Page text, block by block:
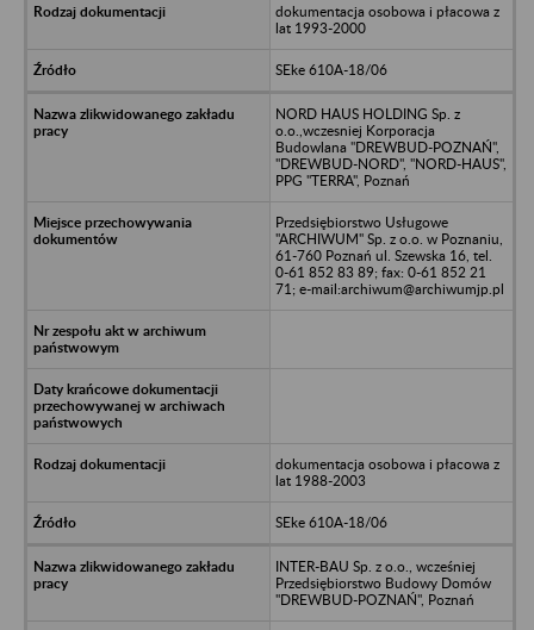
dokumentacja osobowa i płacowa z
lat 1993-2000
SEke 610A-18/06
NORD HAUS HOLDING Sp. z
o.o.,wczesniej Korporacja
Budowlana "DREWBUD-POZNAŃ",
"DREWBUD-NORD", "NORD-HAUS",
PPG "TERRA", Poznań
Przedsiębiorstwo Usługowe
"ARCHIWUM" Sp. z o.o. w Poznaniu,
61-760 Poznań ul. Szewska 16, tel.
0-61 852 83 89; fax: 0-61 852 21
71; e-mail:archiwum@archiwumjp.pl
dokumentacja osobowa i płacowa z
lat 1988-2003
SEke 610A-18/06
INTER-BAU Sp. z o.o., wcześniej
Przedsiębiorstwo Budowy Domów
"DREWBUD-POZNAŃ", Poznań